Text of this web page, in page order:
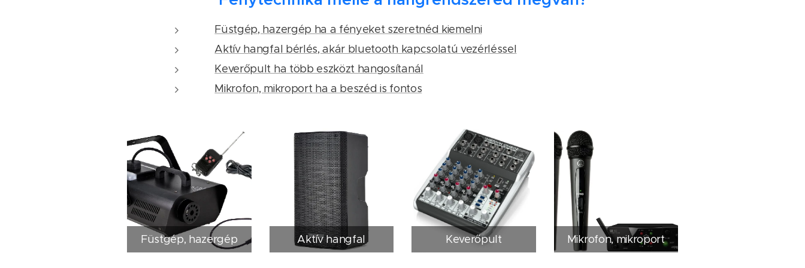
Füstgép, hazergép ha a fényeket szeretnéd kiemelni
✅Aktív hangfal bérlés, akár bluetooth kapcsolatú vezérléssel
Keverőpult ha több eszközt hangosítanál
Mikrofon, mikroport ha a beszéd is fontos
Füstgép, hazergép Aktív hangfal Keverőpult Mikrofon, mikroport